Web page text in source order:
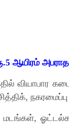
.5 ஆயிரம்
வியாபார
,
மடங்கள்,